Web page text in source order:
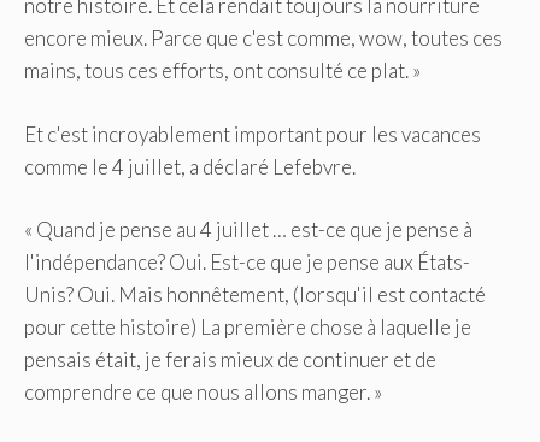
notre histoire. Et cela rendait toujours la nourriture
encore mieux. Parce que c'est comme, wow, toutes ces
mains, tous ces efforts, ont consulté ce plat. »
Et c'est incroyablement important pour les vacances
comme le 4 juillet, a déclaré Lefebvre.
« Quand je pense au 4 juillet … est-ce que je pense à
l'indépendance? Oui. Est-ce que je pense aux États-
Unis? Oui. Mais honnêtement, (lorsqu'il est contacté
pour cette histoire) La première chose à laquelle je
pensais était, je ferais mieux de continuer et de
comprendre ce que nous allons manger. »